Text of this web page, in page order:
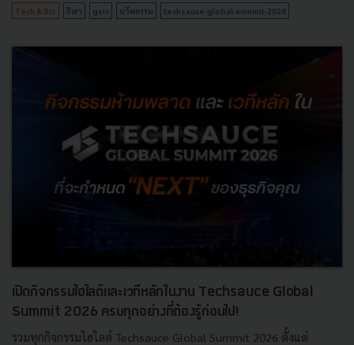
Tech & Biz กีฬา gsic นวัตกรรม techsauce-global-summit-2026
เปิดกิจกรรมไฮไลต์และเวทีหลักในงาน Techsauce Global
Summit 2026 ครบทุกอย่างที่ต้องรู้ก่อนไป!
รวมทุกกิจกรรมไฮไลต์ Techsauce Global Summit 2026 ตั้งแต่